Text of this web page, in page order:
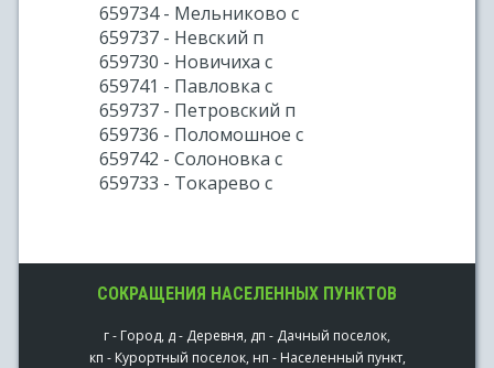
659734 - Мельниково с
659737 - Невский п
659730 - Новичиха с
659741 - Павловка с
659737 - Петровский п
659736 - Поломошное с
659742 - Солоновка с
659733 - Токарево с
СОКРАЩЕНИЯ НАСЕЛЕННЫХ ПУНКТОВ
г - Город, д - Деревня, дп - Дачный поселок,
кп - Курортный поселок, нп - Населенный пункт,